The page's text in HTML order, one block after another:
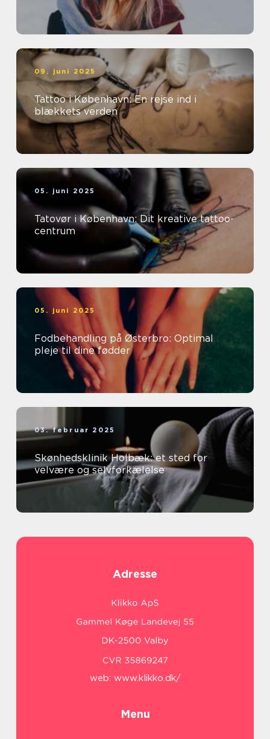
09. juni 2025
Tattoo i København: En rejse ind i
blækkets verden
05. juni 2025
Tatovør i København: Dit kreative tattoo-
centrum
05. juni 2025
Fodbehandling på Østerbro: Optimal
pleje til dine fødder
03. februar 2025
Skønhedsklinik Holbæk: et sted for
velvære og selvforkælelse
Adresse
web: www.klikko.dk/
Menu